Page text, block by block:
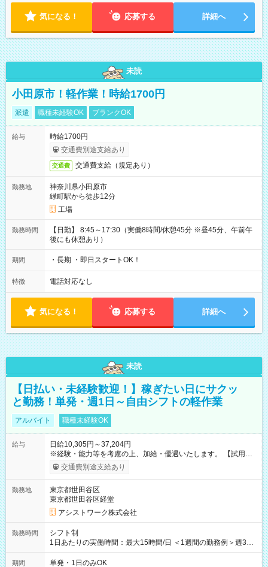
気になる！ 応募する 詳細へ
未読
小田原市！軽作業！時給1700円
派遣 職種未経験OK ブランクOK
給与
時給1700円
交通費別途支給あり
交通費 交通費支給（規定あり）
勤務地
神奈川県小田原市
緑町駅から徒歩12分
工場
勤務時間
【日勤】 8:45～17:30（実働8時間/休憩45分 ※昼45分、午前午
後にも休憩あり）
期間 ・長期 ・即日スタートOK！
特徴 電話対応なし
気になる！ 応募する 詳細へ
未読
【日払い・未経験歓迎！】稼ぎたい日にサクッ
と勤務！単発・週1日～自由シフトの軽作業
アルバイト 職種未経験OK
給与
日給10,305円～37,204円
※経験・能力等を考慮の上、加給・優遇いたします。 【試用期
間】試用期間なし
交通費別途支給あり
勤務地
東京都世田谷区
東京都世田谷区経堂
アシストワーク株式会社
勤務時間
シフト制
1日あたりの実働時間：最大15時間/日 ＜1週間の勤務例＞週3回
勤務 勤務：月・水・金 休み：火・木・土・日 好きな時にお仕事
可能です！ ※1日あたりの最大実働時間は日勤、夜勤共に勤務し
期間 単発・1日のみOK